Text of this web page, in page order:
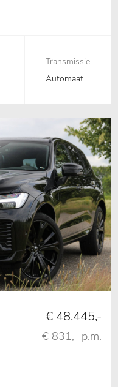
Transmissie
Automaat
€ 48.445,-
€ 831,- p.m.